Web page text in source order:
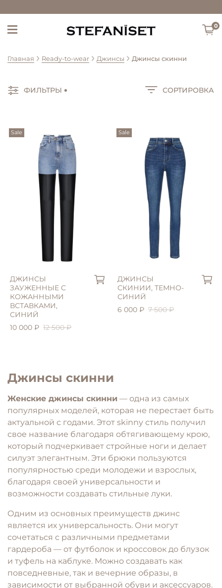
0
Главная Ready-to-wear Джинсы Джинсы скинни
ФИЛЬТРЫ СОРТИРОВКА
Sale
L (46)
ДЖИНСЫ
ЗАУЖЕННЫЕ С
КОЖАННЫМИ
ВСТАВКАМИ,
СИНИЙ
10 000 ₽ 12 500 ₽
Sale
ДЖИНСЫ
СКИНИИ, ТЕМНО-
СИНИЙ
6 000 ₽ 7 500 ₽
Джинсы скинни
Женские джинсы скинни — одна из самых
популярных моделей, которая не перестает быть
актуальной с годами. Этот skinny стиль получил
свое название благодаря обтягивающему крою,
который подчеркивает стройные ноги и делает
силуэт элегантным. Эти брюки пользуются
популярностью среди молодежи и взрослых,
благодаря своей универсальности и
возможности создавать стильные луки.
Одним из основных преимуществ джинс
является их универсальность. Они могут
сочетаться с различными предметами
гардероба — от футболок и кроссовок до блузок
и туфель на каблуке. Можно создавать как
повседневные, так и вечерние образы, в
зависимости от выбранной обуви и аксессуаров.